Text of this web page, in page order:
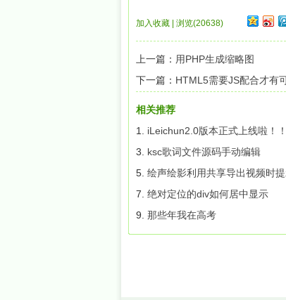
加入收藏 浏览(20638)
上一篇： 用PHP生成缩略图
下一篇： HTML5需要JS配合才有
相关推荐
1. iLeichun2.0版本正式上线啦！！
3. ksc歌词文件源码手动编辑
5. 绘声绘影利用共享导出视频时提
7. 绝对定位的div如何居中显示
9. 那些年我在高考